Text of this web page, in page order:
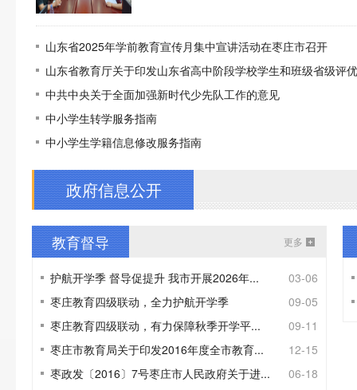
山东省2025年学前教育宣传月集中宣讲活动在枣庄市召开
山东省教育厅关于印发山东省高中阶段学校学生和班级省级评
中共中央关于全面加强新时代少先队工作的意见
中小学生转学服务指南
中小学生学籍信息修改服务指南
政府信息公开
更多
教育督导
03-06
护航开学季 督导促提升 我市开展2026年...
09-05
枣庄教育四级联动，全力护航开学季
09-11
枣庄教育四级联动，有力保障秋季开学平...
12-15
枣庄市教育局关于印发2016年度全市教育...
06-18
枣政发〔2016〕7号枣庄市人民政府关于进...